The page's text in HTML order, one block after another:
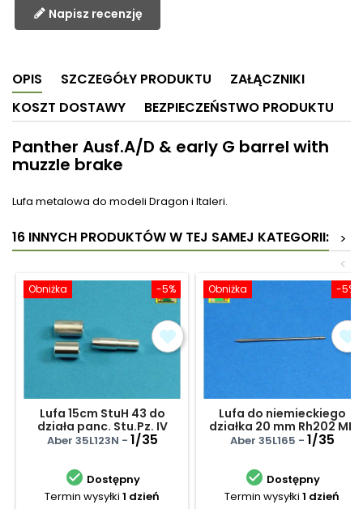
Napisz recenzję
OPIS SZCZEGÓŁY PRODUKTU
ZAŁĄCZNIKI
KOSZT DOSTAWY
BEZPIECZEŃSTWO PRODUKTU
Panther Ausf.A/D & early G barrel with
muzzle brake
Lufa metalowa do modeli Dragon i Italeri.
16 INNYCH PRODUKTÓW W TEJ SAMEJ KATEGORII:
>
<
-5%
Obniżka
Lufa 15cm StuH 43 do
działa panc. Stu.Pz. IV
BRUMBAR późny
Aber 35L123N - 1/35
 Dostępny
Termin wysyłki 1 dzień
-5%
Obniżka
Lufa do niemieckiego
działka 20 mm Rh202 MK
20 DM6
Aber 35L165 - 1/35
 Dostępny
Termin wysyłki 1 dzień